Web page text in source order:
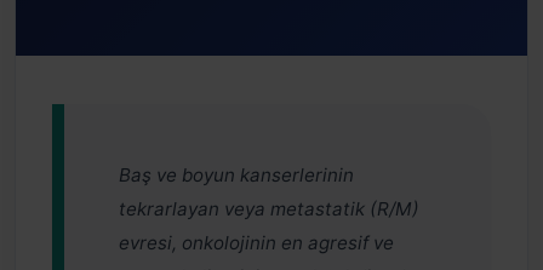
Baş ve boyun kanserlerinin
tekrarlayan veya metastatik (R/M)
evresi, onkolojinin en agresif ve